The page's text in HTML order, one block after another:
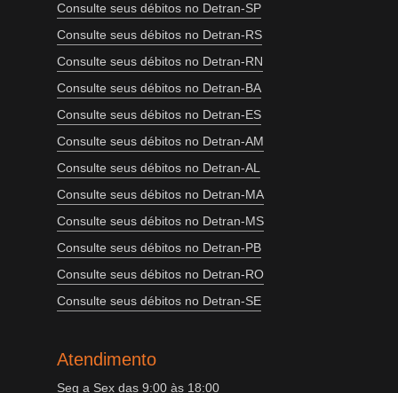
Consulte seus débitos no Detran-SP
Consulte seus débitos no Detran-RS
Consulte seus débitos no Detran-RN
Consulte seus débitos no Detran-BA
Consulte seus débitos no Detran-ES
Consulte seus débitos no Detran-AM
Consulte seus débitos no Detran-AL
Consulte seus débitos no Detran-MA
Consulte seus débitos no Detran-MS
Consulte seus débitos no Detran-PB
Consulte seus débitos no Detran-RO
Consulte seus débitos no Detran-SE
Atendimento
Seg a Sex das 9:00 às 18:00